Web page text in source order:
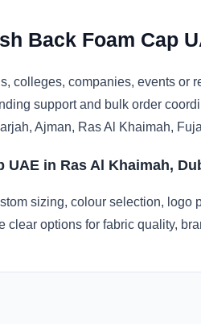
Back Foam Cap
colleges, companies, events or
support and bulk order
Ajman, Ras Al Khaimah,
in Ras Al Khaimah,
sizing, colour selection, logo
options for fabric quality,